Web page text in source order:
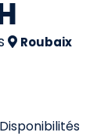
Roubaix
Disponibilités